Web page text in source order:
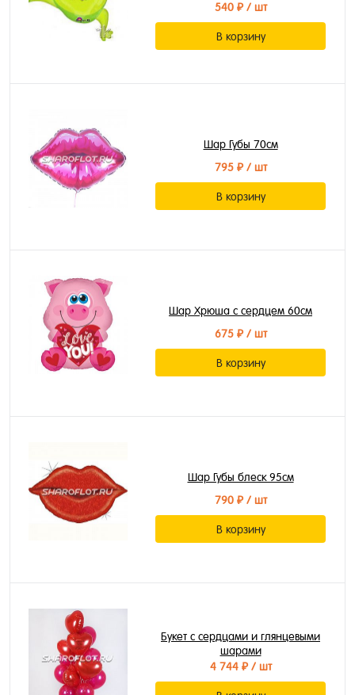
540 ₽/ шт
В корзину
Шар Губы 70см
795 ₽/ шт
В корзину
Шар Хрюша с сердцем 60см
675 ₽/ шт
В корзину
Шар Губы блеск 95см
790 ₽/ шт
В корзину
Букет с сердцами и глянцевыми
шарами
4 744 ₽/ шт